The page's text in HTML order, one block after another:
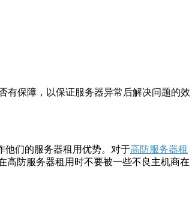
保障，以保证服务器异常后解决问题的效
他们的服务器租用优势。对于高防服务器租
高防服务器租用时不要被一些不良主机商在